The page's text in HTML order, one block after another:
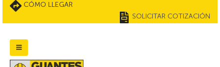
CÓMO LLEGAR
SOLICITAR COTIZACIÓN